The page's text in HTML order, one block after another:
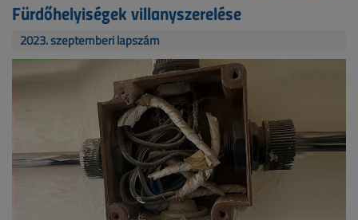
Fürdőhelyiségek villanyszerelése
2023. szeptemberi lapszám